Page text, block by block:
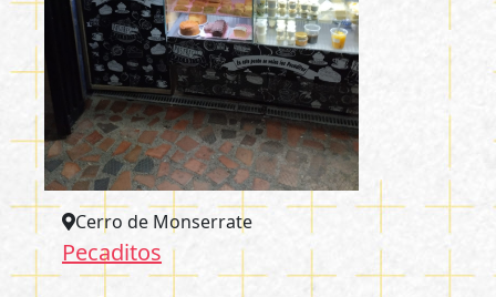
Cerro de Monserrate
Pecaditos